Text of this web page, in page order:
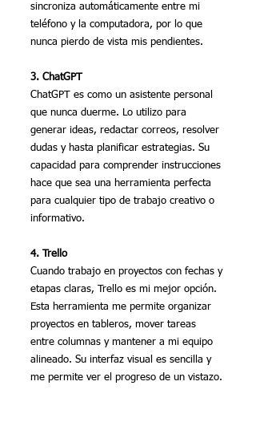
sincroniza automáticamente entre mi
teléfono y la computadora, por lo que
nunca pierdo de vista mis pendientes.
3. ChatGPT
ChatGPT es como un asistente personal
que nunca duerme. Lo utilizo para
generar ideas, redactar correos, resolver
dudas y hasta planificar estrategias. Su
capacidad para comprender instrucciones
hace que sea una herramienta perfecta
para cualquier tipo de trabajo creativo o
informativo.
4. Trello
Cuando trabajo en proyectos con fechas y
etapas claras, Trello es mi mejor opción.
Esta herramienta me permite organizar
proyectos en tableros, mover tareas
entre columnas y mantener a mi equipo
alineado. Su interfaz visual es sencilla y
me permite ver el progreso de un vistazo.